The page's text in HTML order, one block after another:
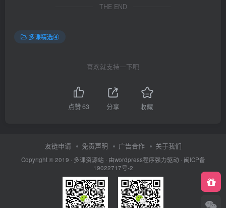
THE END
多课精选④
喜欢就支持一下吧
点赞63 分享 收藏
友链申请 免责声明 广告合作 关于我们
Copyright © 2019 · 多课资源站 · 由wordpress程序强力驱动 · 闽ICP备
19022717号-2